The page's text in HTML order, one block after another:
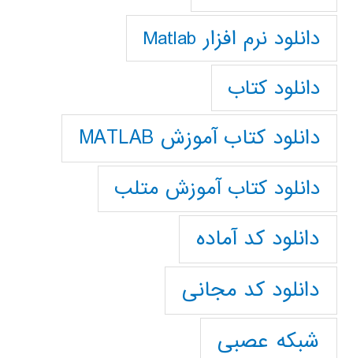
دانلود نرم افزار Matlab
دانلود کتاب
دانلود کتاب آموزش MATLAB
دانلود کتاب آموزش متلب
دانلود کد آماده
دانلود کد مجانی
شبکه عصبی